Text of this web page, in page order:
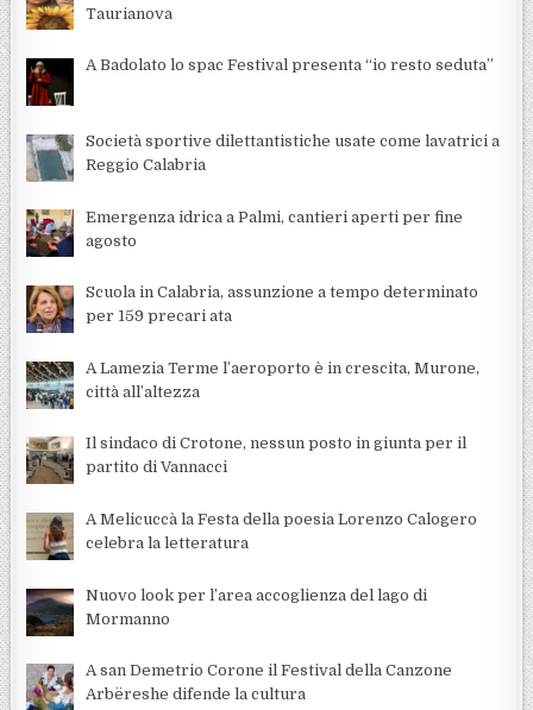
Taurianova
A Badolato lo spac Festival presenta “io resto seduta”
Società sportive dilettantistiche usate come lavatrici a
Reggio Calabria
Emergenza idrica a Palmi, cantieri aperti per fine
agosto
Scuola in Calabria, assunzione a tempo determinato
per 159 precari ata
A Lamezia Terme l’aeroporto è in crescita, Murone,
città all’altezza
Il sindaco di Crotone, nessun posto in giunta per il
partito di Vannacci
A Melicuccà la Festa della poesia Lorenzo Calogero
celebra la letteratura
Nuovo look per l’area accoglienza del lago di
Mormanno
A san Demetrio Corone il Festival della Canzone
Arbëreshe difende la cultura